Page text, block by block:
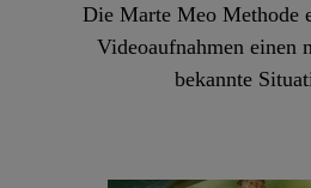
Die Marte Meo Methode
Videoaufnahmen einen
bekannte